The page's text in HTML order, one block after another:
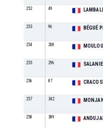
252 49
253 96 BÉGUÉ
254 208
255 296
256 87
257 342
258 389